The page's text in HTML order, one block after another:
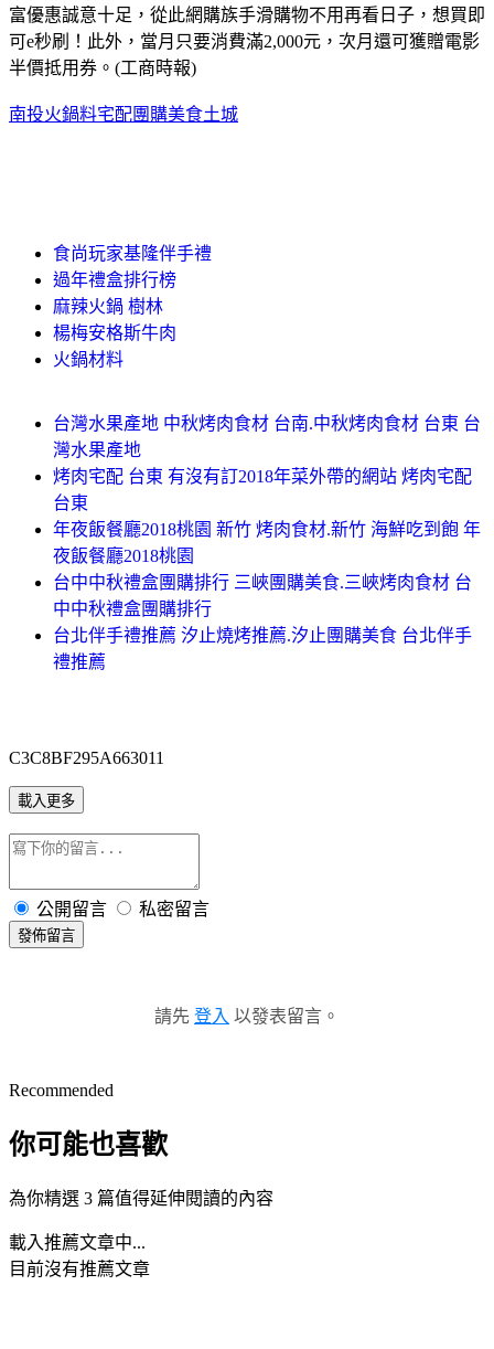
富優惠誠意十足，從此網購族手滑購物不用再看日子，想買即
可e秒刷！此外，當月只要消費滿2,000元，次月還可獲贈電影
半價抵用券。(工商時報)
南投火鍋料宅配團購美食土城
食尚玩家基隆伴手禮
過年禮盒排行榜
麻辣火鍋 樹林
楊梅安格斯牛肉
火鍋材料
台灣水果產地 中秋烤肉食材 台南.中秋烤肉食材 台東 台
灣水果產地
烤肉宅配 台東 有沒有訂2018年菜外帶的網站 烤肉宅配
台東
年夜飯餐廳2018桃園 新竹 烤肉食材.新竹 海鮮吃到飽 年
夜飯餐廳2018桃園
台中中秋禮盒團購排行 三峽團購美食.三峽烤肉食材 台
中中秋禮盒團購排行
台北伴手禮推薦 汐止燒烤推薦.汐止團購美食 台北伴手
禮推薦
C3C8BF295A663011
載入更多
公開留言 私密留言
發佈留言
請先 登入 以發表留言。
Recommended
你可能也喜歡
為你精選 3 篇值得延伸閱讀的內容
載入推薦文章中...
目前沒有推薦文章